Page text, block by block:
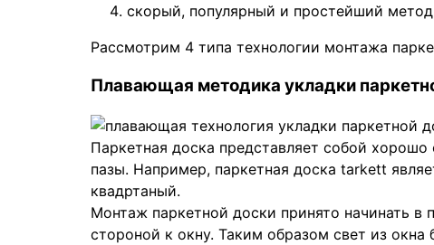
скорый, популярный и простейший
Рассмотрим 4 типа технологии монтажа
Плавающая методика укладки
Паркетная доска представляет собой
пазы. Например, паркетная доска tarkett
квадртаный.
Монтаж паркетной доски принято начинать в
стороной к окну. Таким образом свет из